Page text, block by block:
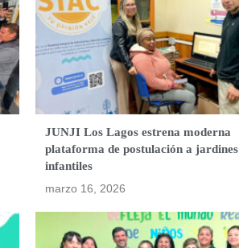
JUNJI Los Lagos estrena moderna
plataforma de postulación a jardines
infantiles
marzo 16, 2026